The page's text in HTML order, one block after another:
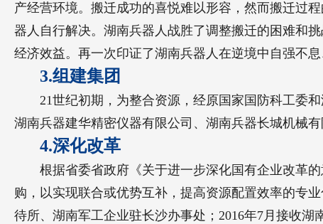
产经营环境。搬迁成功的喜悦难以形容，然而搬迁过
器人自行解决。湖南兵器人战胜了调整搬迁的困难和
经济效益。再一次印证了湖南兵器人在逆境中自强不
3.组建集团
21世纪初期，为整合资源，经原国家国防科工委
湖南兵器建华精密仪器有限公司、湖南兵器长城机械
4.深化改革
根据省委省政府《关于进一步深化国有企业改革
购，以实现联合或优势互补，提高资源配置效率的专
待所、湖南军工企业驻长沙办事处；2016年7月接收